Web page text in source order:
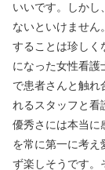
いいです。しかし
ないといけません
することは珍しく
になった女性看護
で患者さんと触れ
れるスタッフと看
優秀さには本当に
を常に第一に考え
ず楽しそうです。